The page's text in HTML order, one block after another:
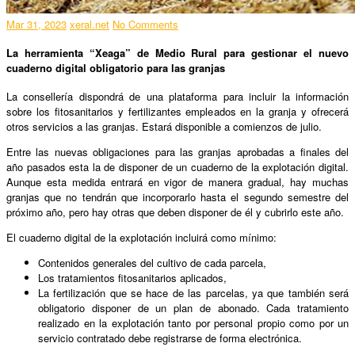
Mar 31, 2023 xeral.net No Comments
La herramienta “Xeaga” de Medio Rural para gestionar el nuevo
cuaderno digital obligatorio para las granjas
La consellería dispondrá de una plataforma para incluir la información
sobre los fitosanitarios y fertilizantes empleados en la granja y ofrecerá
otros servicios a las granjas. Estará disponible a comienzos de julio.
Entre las nuevas obligaciones para las granjas aprobadas a finales del
año pasados esta la de disponer de un cuaderno de la explotación digital.
Aunque esta medida entrará en vigor de manera gradual, hay muchas
granjas que no tendrán que incorporarlo hasta el segundo semestre del
próximo año, pero hay otras que deben disponer de él y cubrirlo este año.
El cuaderno digital de la explotación incluirá como mínimo:
Contenidos generales del cultivo de cada parcela,
Los tratamientos fitosanitarios aplicados,
La fertilización que se hace de las parcelas, ya que también será
obligatorio disponer de un plan de abonado. Cada tratamiento
realizado en la explotación tanto por personal propio como por un
servicio contratado debe registrarse de forma electrónica.